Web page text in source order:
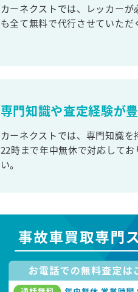
カーネクストでは、レッカー
も全て無料で代行させていただ
専門知識や査定経験が
カーネクストでは、専門知識
22時まで年中無休で対応して
い。